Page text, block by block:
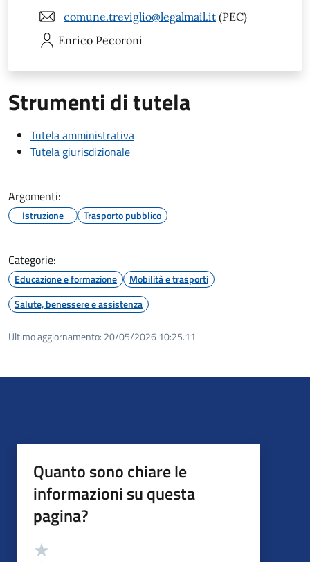
comune.treviglio@legalmail.it (PEC)
Enrico Pecoroni
Strumenti di tutela
Tutela amministrativa
Tutela giurisdizionale
Argomenti:
Istruzione Trasporto pubblico
Categorie:
Educazione e formazione
Mobilità e trasporti
Salute, benessere e assistenza
Ultimo aggiornamento: 20/05/2026 10:25.11
Quanto sono chiare le
informazioni su questa
pagina?
Valutazione